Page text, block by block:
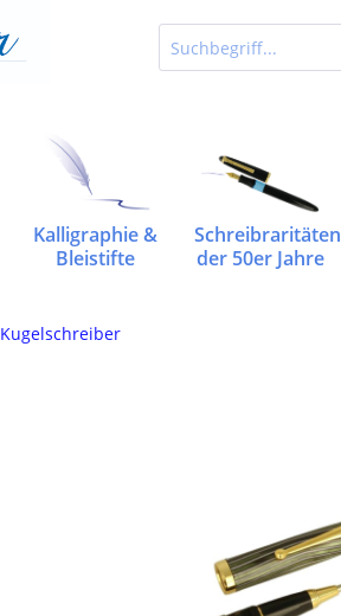
Kalligraphie &
Bleistifte
Schreibraritäten
der 50er Jahre
Kugelschreiber